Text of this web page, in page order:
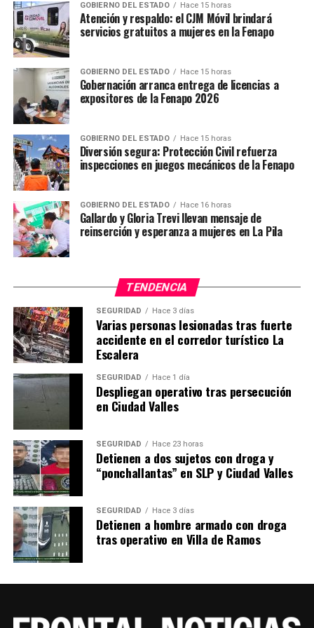
Vinculan a proceso a hombre que presuntamente
secuestró y asesinó a una mujer
NO TE PIERDAS
Rescatan a automovilista que cayó al Río Santiago
GOBIERNO DEL ESTADO Hace 15 horas
Atención y respaldo: el CJM Móvil brindará
servicios gratuitos a mujeres en la Fenapo
GOBIERNO DEL ESTADO Hace 15 horas
Gobernación arranca entrega de licencias a
expositores de la Fenapo 2026
GOBIERNO DEL ESTADO Hace 15 horas
Diversión segura: Protección Civil refuerza
inspecciones en juegos mecánicos de la Fenapo
GOBIERNO DEL ESTADO Hace 16 horas
Gallardo y Gloria Trevi llevan mensaje de
reinserción y esperanza a mujeres en La Pila
TENDENCIA
SEGURIDAD Hace 3 días
Varias personas lesionadas tras fuerte
accidente en el corredor turístico La
Escalera
SEGURIDAD Hace 1 día
Despliegan operativo tras persecución
en Ciudad Valles
SEGURIDAD Hace 23 horas
Detienen a dos sujetos con droga y
“ponchallantas” en SLP y Ciudad Valles
SEGURIDAD Hace 3 días
Detienen a hombre armado con droga
tras operativo en Villa de Ramos